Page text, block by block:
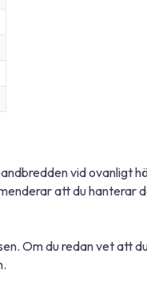
vid ovanligt
att du
Om du redan vet att